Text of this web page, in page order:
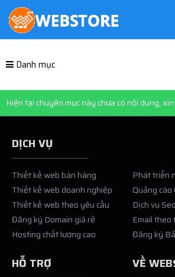
Danh mục
Hiện tại chuyên mục này chưa có nội dung,
DỊCH VỤ
Thiết kế web bán hàng
Thiết kế web doanh nghiệp
Thiết kế web theo yêu cầu
Đăng ký Domain giá rẻ
Hosting chất lượng cao
Phát triển
Quảng cáo
Dịch vụ
Email theo
Đăng ký
HỖ TRỢ VỀ